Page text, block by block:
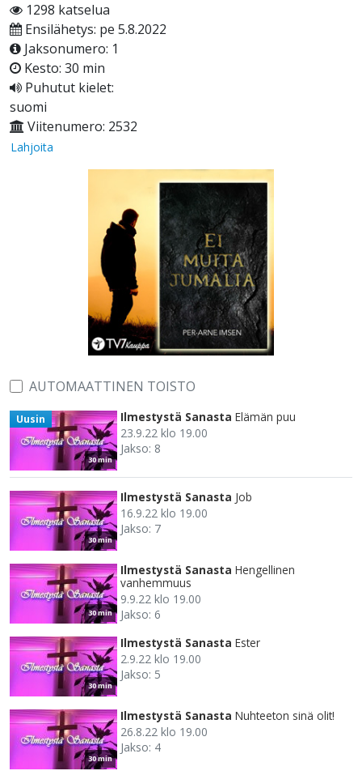
1298 katselua
Ensilähetys: pe 5.8.2022
Jaksonumero: 1
Kesto: 30 min
Puhutut kielet:
suomi
Viitenumero: 2532
Lahjoita
AUTOMAATTINEN TOISTO
30 min
Uusin Ilmestystä Sanasta Elämän puu
23.9.22 klo 19.00
Jakso: 8
30 min
Ilmestystä Sanasta Job
16.9.22 klo 19.00
Jakso: 7
30 min
Ilmestystä Sanasta Hengellinen
vanhemmuus
9.9.22 klo 19.00
Jakso: 6
30 min
Ilmestystä Sanasta Ester
2.9.22 klo 19.00
Jakso: 5
30 min
Ilmestystä Sanasta Nuhteeton sinä olit!
26.8.22 klo 19.00
Jakso: 4